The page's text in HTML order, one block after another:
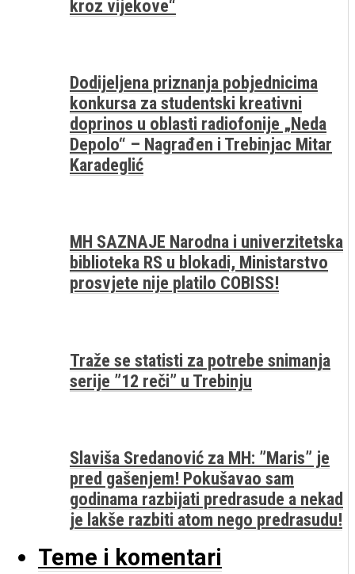
kroz vijekove“
Dodijeljena priznanja pobjednicima
konkursa za studentski kreativni
doprinos u oblasti radiofonije „Neda
Depolo“ – Nagrađen i Trebinjac Mitar
Karadeglić
MH SAZNAJE Narodna i univerzitetska
biblioteka RS u blokadi, Ministarstvo
prosvjete nije platilo COBISS!
Traže se statisti za potrebe snimanja
serije ”12 reči” u Trebinju
Slaviša Sredanović za MH: ”Maris” je
pred gašenjem! Pokušavao sam
godinama razbijati predrasude a nekad
je lakše razbiti atom nego predrasudu!
Teme i komentari